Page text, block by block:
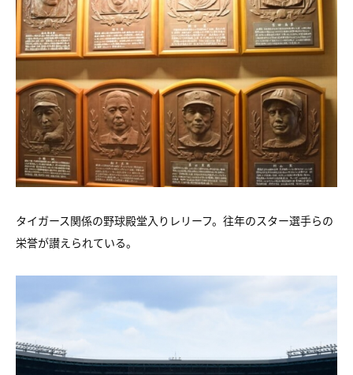
タイガース関係の野球殿堂入りレリーフ。往年のスター選手らの
栄誉が讃えられている。